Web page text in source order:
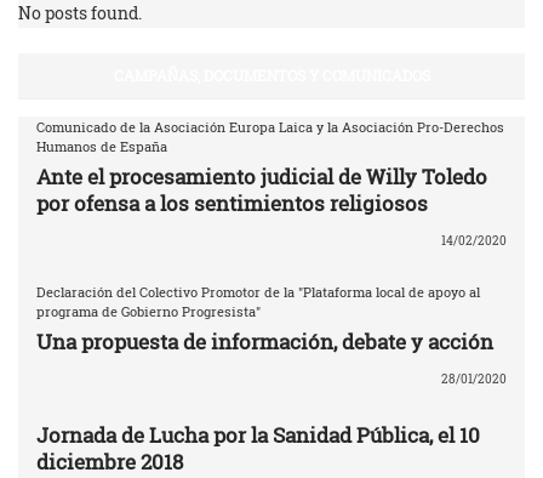
No posts found.
Comunicado de la Asociación Europa Laica y la Asociación Pro-Derechos
Humanos de España
Ante el procesamiento judicial de Willy Toledo
por ofensa a los sentimientos religiosos
14/02/2020
Declaración del Colectivo Promotor de la "Plataforma local de apoyo al
programa de Gobierno Progresista"
Una propuesta de información, debate y acción
28/01/2020
Jornada de Lucha por la Sanidad Pública, el 10
diciembre 2018